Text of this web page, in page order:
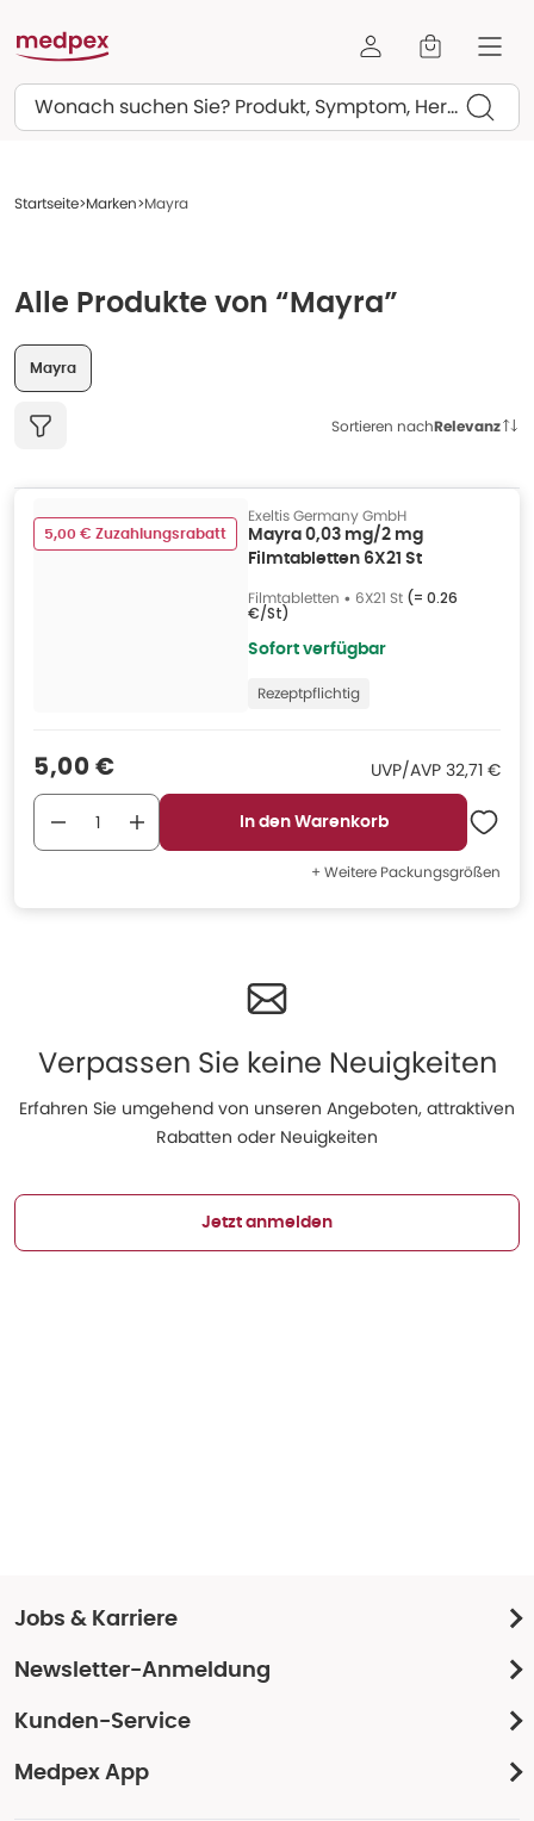
Suchen
Startseite Marken Mayra
Alle Produkte von “Mayra”
Mayra
Sortieren nachRelevanz
5,00 € Zuzahlungsrabatt
Exeltis Germany GmbH
Mayra 0,03 mg/2 mg
Filmtabletten 6X21 St
Filmtabletten • 6X21 St (= 0.26
€/St)
Sofort verfügbar
Rezeptpflichtig
Verkaufspreis
5,00 € UVP/AVP UVP/AVP
32,71 €
In den Warenkorb
+ Weitere Packungsgrößen
Verpassen Sie keine Neuigkeiten
Erfahren Sie umgehend von unseren Angeboten, attraktiven
Rabatten oder Neuigkeiten
Jetzt anmelden
Jobs & Karriere
Newsletter-Anmeldung
Kunden-Service
Medpex App